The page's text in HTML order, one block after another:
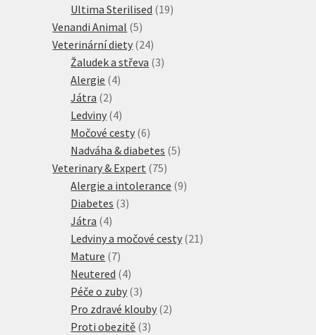
produkty
Ultima Sterilised 1919
Venandi Animal 55
produktů
Veterinární diety 2424
produktů
Žaludek a střeva 33
Alergie 44
Játra 22
produkty
Ledviny 44
produkty
Močové cesty 66
produktů
Nadváha & diabetes 55
Veterinary & Expert 7575
produktů
Alergie a intolerance 99
Diabetes 33
Játra 44
produkty
Ledviny a močové cesty 21 21
Mature 77
produktů
Neutered 44
produkty
Péče o zuby 33
produkty
Pro zdravé klouby 22
Proti obezitě 33